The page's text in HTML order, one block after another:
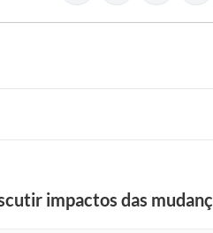
impactos das